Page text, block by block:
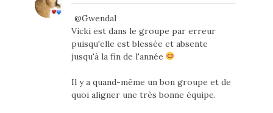
@Gwendal
Vicki est dans le groupe par erreur
puisqu'elle est blessée et absente
jusqu'à la fin de l'année
Il y a quand-même un bon groupe et de
quoi aligner une très bonne équipe.